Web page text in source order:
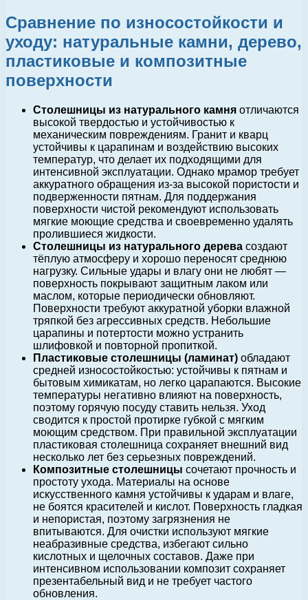
Сравнение по износостойкости и
уходу: натуральные камни, дерево,
пластиковые и композитные
поверхности
Столешницы из натурального камня отличаются
высокой твердостью и устойчивостью к
механическим повреждениям. Гранит и кварц
устойчивы к царапинам и воздействию высоких
температур, что делает их подходящими для
интенсивной эксплуатации. Однако мрамор требует
аккуратного обращения из-за высокой пористости и
подверженности пятнам. Для поддержания
поверхности чистой рекомендуют использовать
мягкие моющие средства и своевременно удалять
пролившиеся жидкости.
Столешницы из натурального дерева создают
тёплую атмосферу и хорошо переносят среднюю
нагрузку. Сильные удары и влагу они не любят —
поверхность покрывают защитным лаком или
маслом, которые периодически обновляют.
Поверхности требуют аккуратной уборки влажной
тряпкой без агрессивных средств. Небольшие
царапины и потертости можно устранить
шлифовкой и повторной пропиткой.
Пластиковые столешницы (ламинат) обладают
средней износостойкостью: устойчивы к пятнам и
бытовым химикатам, но легко царапаются. Высокие
температуры негативно влияют на поверхность,
поэтому горячую посуду ставить нельзя. Уход
сводится к простой протирке губкой с мягким
моющим средством. При правильной эксплуатации
пластиковая столешница сохраняет внешний вид
несколько лет без серьезных повреждений.
Композитные столешницы сочетают прочность и
простоту ухода. Материалы на основе
искусственного камня устойчивы к ударам и влаге,
не боятся красителей и кислот. Поверхность гладкая
и непористая, поэтому загрязнения не
впитываются. Для очистки используют мягкие
неабразивные средства, избегают сильно
кислотных и щелочных составов. Даже при
интенсивном использовании композит сохраняет
презентабельный вид и не требует частого
обновления.